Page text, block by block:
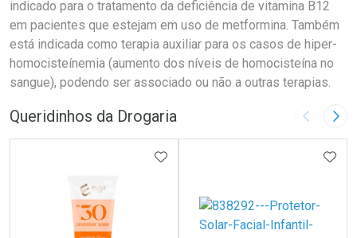
indicado para o tratamento da deficiência de vitamina B12
em pacientes que estejam em uso de metformina. Também
está indicada como terapia auxiliar para os casos de hiper-
homocisteínemia (aumento dos níveis de homocisteína no
sangue), podendo ser associado ou não a outras terapias.
Queridinhos da Drogaria Imagem
ADICIONAR AOS FAVORITOS